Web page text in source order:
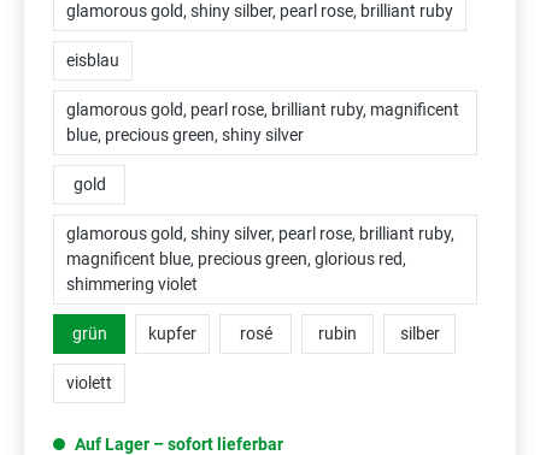
glamorous gold, shiny silber, pearl rose, brilliant ruby
eisblau
glamorous gold, pearl rose, brilliant ruby, magnificent
blue, precious green, shiny silver
gold
glamorous gold, shiny silver, pearl rose, brilliant ruby,
magnificent blue, precious green, glorious red,
shimmering violet
grün kupfer rosé rubin silber
violett
Auf Lager – sofort lieferbar